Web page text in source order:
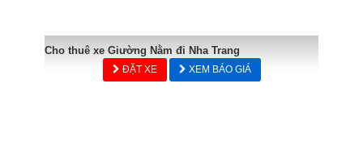
Cho thuê xe Giường Nằm đi Nha Trang
ĐẶT XE XEM BÁO GIÁ